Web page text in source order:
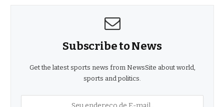
Subscribe to News
Get the latest sports news from NewsSite about world,
sports and politics.